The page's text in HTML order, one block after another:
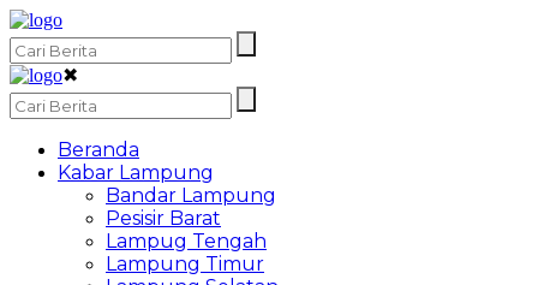
✖
Beranda
Kabar Lampung
Bandar Lampung
Pesisir Barat
Lampug Tengah
Lampung Timur